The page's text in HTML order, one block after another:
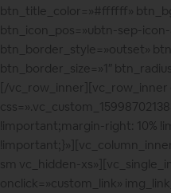
btn_title_color=»#ffffff»
btn_icon_pos=»ubtn-sep-icon-
btn_border_style=»outset»
btn_border_size=»1″
[/vc_row_inner][vc_row_inner
!important;margin-right: 10%
sm vc_hidden-
onclick=»custom_link»